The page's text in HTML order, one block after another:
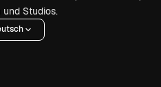
und Studios.